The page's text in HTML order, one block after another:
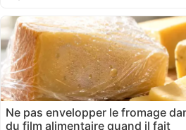
Ne pas envelopper le fromage
du film alimentaire quand il fait